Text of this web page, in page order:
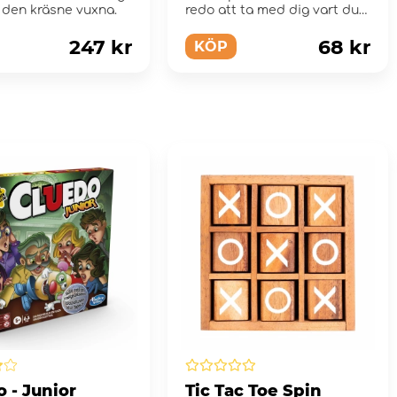
kräsne vuxna.
247 kr
redo att ta med dig vart du
KÖP 68 kr
- Junior Tic Tac Toe Spin